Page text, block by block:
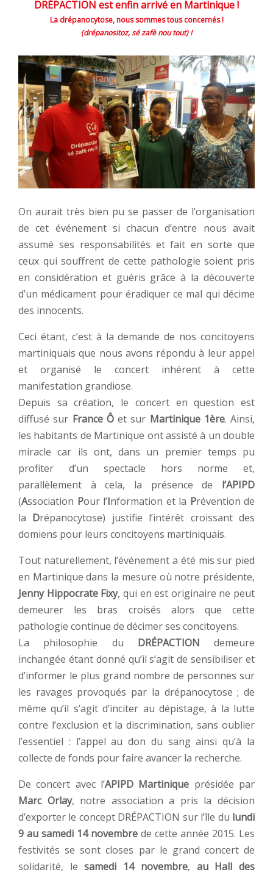
DRÉPACTION est enfin arrivé en Martinique !
La drépanocytose, nous sommes tous concernés !
(drépanositoz, sé zafè nou tout) !
On aurait très bien pu se passer de l’organisation
de cet événement si chacun d’entre nous avait
assumé ses responsabilités et fait en sorte que
ceux qui souffrent de cette pathologie soient pris
en considération et guéris grâce à la découverte
d’un médicament pour éradiquer ce mal qui décime
des innocents.
Ceci étant, c’est à la demande de nos concitoyens
martiniquais que nous avons répondu à leur appel
et organisé le concert inhérent à cette
manifestation grandiose.
Depuis sa création, le concert en question est
diffusé sur France Ôet sur Martinique 1ère. Ainsi,
les habitants de Martinique ont assisté à un double
miracle car ils ont, dans un premier temps pu
profiter d’un spectacle hors norme et,
parallèlement à cela, la présence de l’APIPD
(Association Pour l’Information et la Prévention de
la Drépanocytose) justifie l’intérêt croissant des
domiens pour leurs concitoyens martiniquais.
Tout naturellement, l’événement a été mis sur pied
en Martinique dans la mesure où notre présidente,
Jenny Hippocrate Fixy, qui en est originaire ne peut
demeurer les bras croisés alors que cette
pathologie continue de décimer ses concitoyens.
La philosophie du DRÉPACTION demeure
inchangée étant donné qu’il s’agit de sensibiliser et
d’informer le plus grand nombre de personnes sur
les ravages provoqués par la drépanocytose ; de
même qu’il s’agit d’inciter au dépistage, à la lutte
contre l’exclusion et la discrimination, sans oublier
l’essentiel : l’appel au don du sang ainsi qu’à la
collecte de fonds pour faire avancer la recherche.
De concert avec l’APIPD Martinique présidée par
Marc Orlay, notre association a pris la décision
d’exporter le concept DRÉPACTION sur l’île du lundi
9 au samedi 14 novembre de cette année 2015. Les
festivités se sont closes par le grand concert de
solidarité, lesamedi 14 novembre, au Hall des